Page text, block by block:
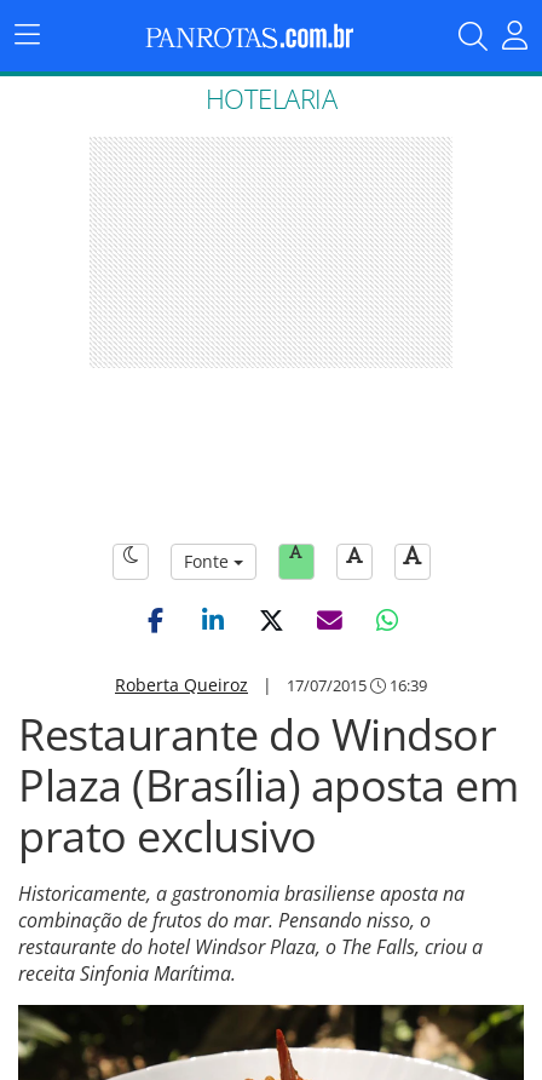
Menu
Principal
HOTELARIA
Fonte
Roberta Queiroz | 17/07/2015 16:39
Restaurante do Windsor
Plaza (Brasília) aposta em
prato exclusivo
Historicamente, a gastronomia brasiliense aposta na
combinação de frutos do mar. Pensando nisso, o
restaurante do hotel Windsor Plaza, o The Falls, criou a
receita Sinfonia Marítima.